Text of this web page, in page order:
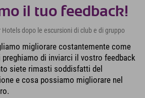
il tuo feedback!
dopo le escursioni di club e di gruppo
migliorare costantemente come
preghiamo di inviarci il vostro feedback
siete rimasti soddisfatti del
e cosa possiamo migliorare nel